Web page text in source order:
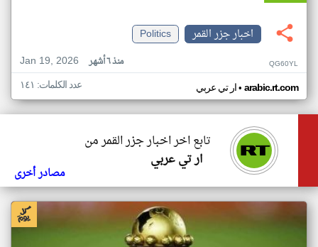
اخبار جزر القمر
Politics
Jan 19, 2026
منذ ٦ أشهر QG60YL
ار تي عربي• arabic.rt.com عدد الكلمات: ١٤١
تابع اخر اخبار جزر القمر من
ار تي عربي
مصادر أخرى